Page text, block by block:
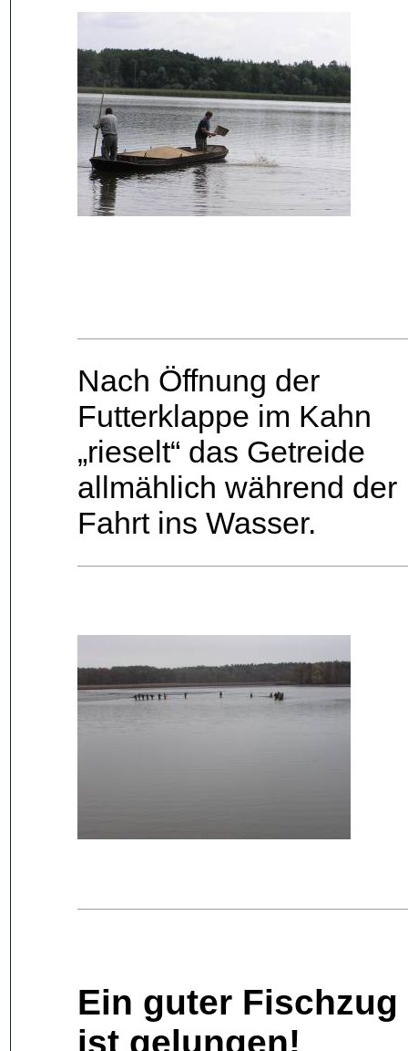
Nach Öffnung der
Futterklappe im Kahn
„rieselt“ das Getreide
allmählich während der
Fahrt ins Wasser.
Ein guter Fischzug
ist gelungen!